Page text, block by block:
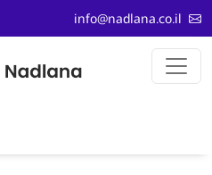
דלג לתוכן
info@nadlana.co.il